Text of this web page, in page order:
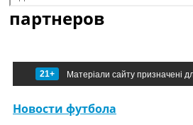
партнеров
21+ Матеріали сайту призначені
Новости футбола